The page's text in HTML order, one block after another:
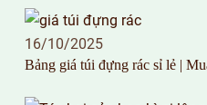
16/10/2025
Bảng giá túi đựng rác sỉ lẻ |